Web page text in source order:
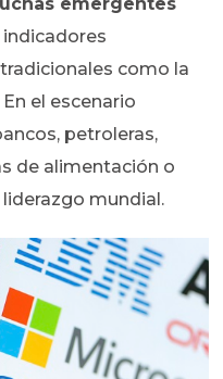
como la
el escenario
petroleras,
de alimentación o
mundial.